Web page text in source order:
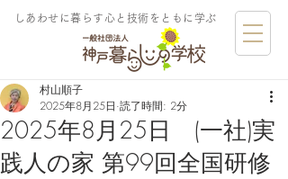
しあわせに暮らす​心と技術をともに学ぶ
2025年8月25日 (一社)実
践人の家 第99回全国研修
村山順子
2025年8月25日 読了時間: 2分